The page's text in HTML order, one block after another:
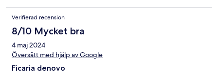
Verifierad recension
8/10 Mycket bra
4 maj 2024
Översätt med hjälp av Google
Ficaria denovo